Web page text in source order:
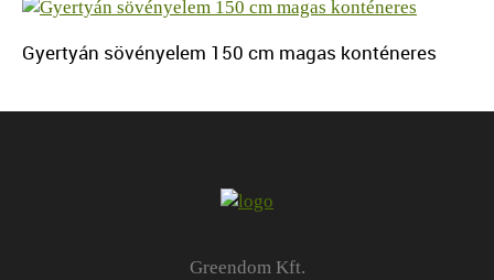
Gyertyán sövényelem 150 cm magas konténeres
Greendom Kft.